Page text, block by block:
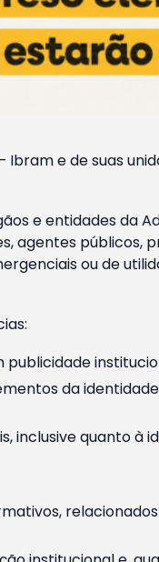
Ibram e de suas
e entidades da
agentes públicos,
ou de
da
inclusive quanto à